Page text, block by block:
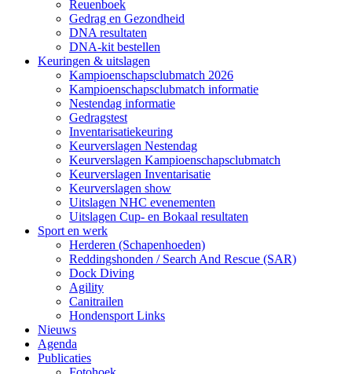
Reuenboek
Gedrag en Gezondheid
DNA resultaten
DNA-kit bestellen
Keuringen & uitslagen
Kampioenschapsclubmatch 2026
Kampioenschapsclubmatch informatie
Nestendag informatie
Gedragstest
Inventarisatiekeuring
Keurverslagen Nestendag
Keurverslagen Kampioenschapsclubmatch
Keurverslagen Inventarisatie
Keurverslagen show
Uitslagen NHC evenementen
Uitslagen Cup- en Bokaal resultaten
Sport en werk
Herderen (Schapenhoeden)
Reddingshonden / Search And Rescue (SAR)
Dock Diving
Agility
Canitrailen
Hondensport Links
Nieuws
Agenda
Publicaties